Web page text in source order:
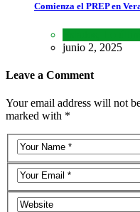
Comienza el PREP en
junio 2, 2025
Leave a Comment
Your email address will not
marked with *